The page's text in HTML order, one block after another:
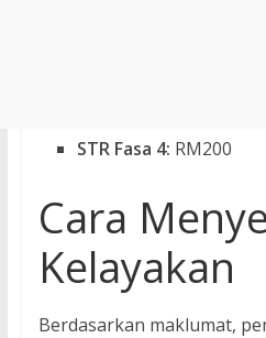
STR Fasa 4: RM200
Cara
Kelayakan
Berdasarkan maklumat,